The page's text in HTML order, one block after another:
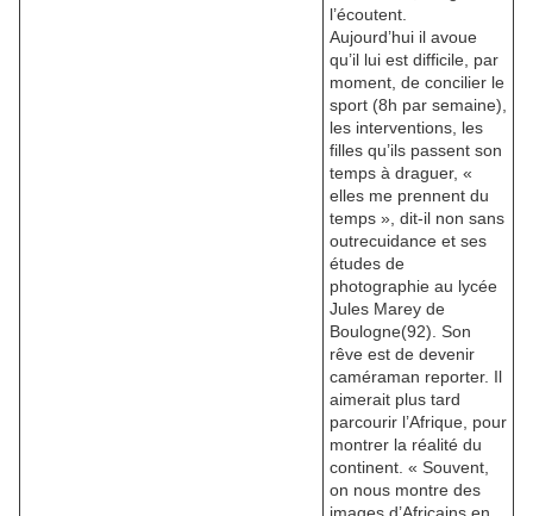
l’écoutent.
Aujourd’hui il avoue
qu’il lui est difficile, par
moment, de concilier le
sport (8h par semaine),
les interventions, les
filles qu’ils passent son
temps à draguer, «
elles me prennent du
temps », dit-il non sans
outrecuidance et ses
études de
photographie au lycée
Jules Marey de
Boulogne(92). Son
rêve est de devenir
caméraman reporter. Il
aimerait plus tard
parcourir l’Afrique, pour
montrer la réalité du
continent. « Souvent,
on nous montre des